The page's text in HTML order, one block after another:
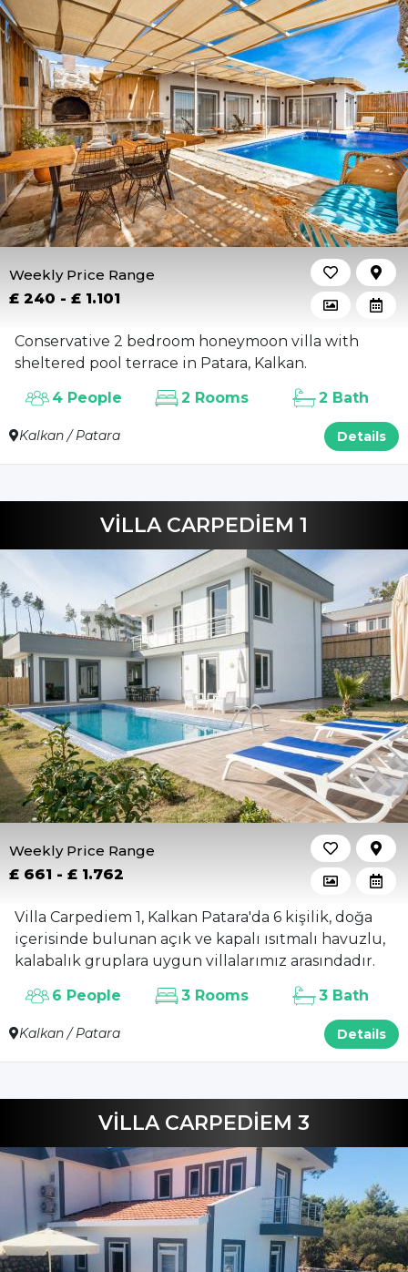
Weekly Price Range
£ 240 - £ 1.101
Conservative 2 bedroom honeymoon villa with
sheltered pool terrace in Patara, Kalkan.
Kalkan / Patara Details
4 People 2 Rooms 2 Bath
VİLLA CARPEDİEM 1
Weekly Price Range
£ 661 - £ 1.762
Villa Carpediem 1, Kalkan Patara'da 6 kişilik, doğa
içerisinde bulunan açık ve kapalı ısıtmalı havuzlu,
kalabalık gruplara uygun villalarımız arasındadır.
Kalkan / Patara Details
6 People 3 Rooms 3 Bath
VİLLA CARPEDİEM 3